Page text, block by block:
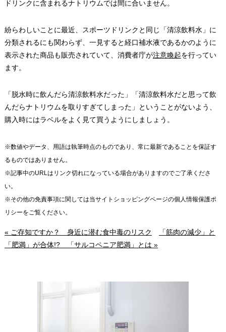
ドリンクに含まれるナトリウムでは間に合いません。
紛らわしいことに最近、スポーツドリンクと同じ「清涼飲料水」に
分類されるにも関わらず、一見すると経口補水液であるかのように
表示された商品も販売されていて、消費者庁が注意喚起を行ってい
ます。
「脱水時に飲んだら清涼飲料水だった」「清涼飲料水だと思って飲
んだらナトリウムを取りすぎてしまった」ということがないよう、
購入時にはラベルをよく見て買うようにしましょう。
※数値やデータ、用語は執筆時点のものであり、常に最新であることを保証す
るものではありません。
※記事中のURLはリンク切れになっている場合がありますのでご了承くださ
い。
※その他の免責事項に関しては当サイトショッピングページの個人情報保護ポ
リシーをご覧ください。
« ご存知ですか？ 身近に潜む食中毒のリスク
「筋肉の減少」と
「肥満」が合体!? 「サルコペニア肥満」とは »